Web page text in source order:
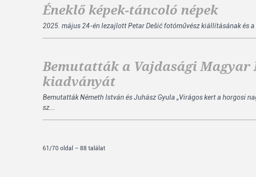
Éneklő képek-táncoló népek
2025. május 24-én lezajlott Petar Dešić fotóművész kiállításának és
Bemutatták a Vajdasági Magyar
kiadványát
Bemutatták Németh István és Juhász Gyula „Virágos kert a horgosi
sz...
61/70 oldal – 88 találat